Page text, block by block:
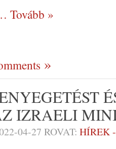
Tovább »
IZRAELI
04-27 ROVAT: HÍREK